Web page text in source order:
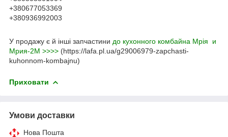
+380677053369
+380936992003
У продажу є й інші запчастини до кухонного комбайна Мрія и
Мрия-2М >>>> (https://lafa.pl.ua/g29006979-zapchasti-
kuhonnom-kombajnu)
Приховати
Умови доставки
Нова Пошта